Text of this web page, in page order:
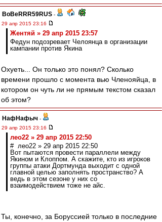
BoBeRRR59RUS -
29 апр 2015 23:16
Жентяй » 29 апр 2015 23:57
Федун подозревает Челоянца в организации
кампании против Якина
Охуеть... Он только это понял? Сколько
времени прошло с момента вью Членояйца, в
котором он чуть ли не прямым текстом сказал
об этом?
НафНафыч -
29 апр 2015 23:16
лео22 » 29 апр 2015 22:50
# лео22 » 29 апр 2015 22:50
Вот пытаются провести параллели между
Якином и Клоппом. А скажите, кто из игроков
группы атаки Дортмунда выходит с одной
главной целью заполнять пространство? А
ведь в этом сезоне у них со
взаимодействием тоже не айс.
Ты, конечно, за Боруссией только в последние